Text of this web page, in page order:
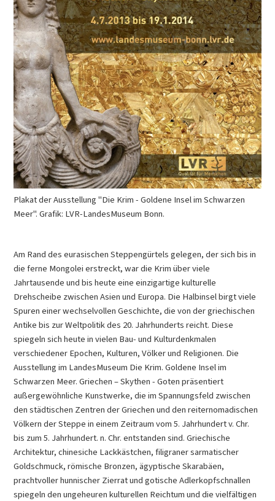
Plakat der Ausstellung "Die Krim - Goldene Insel im Schwarzen
Meer". Grafik: LVR-LandesMuseum Bonn.
Am Rand des eurasischen Steppengürtels gelegen, der sich bis in
die ferne Mongolei erstreckt, war die Krim über viele
Jahrtausende und bis heute eine einzigartige kulturelle
Drehscheibe zwischen Asien und Europa. Die Halbinsel birgt viele
Spuren einer wechselvollen Geschichte, die von der griechischen
Antike bis zur Weltpolitik des 20. Jahrhunderts reicht. Diese
spiegeln sich heute in vielen Bau- und Kulturdenkmalen
verschiedener Epochen, Kulturen, Völker und Religionen. Die
Ausstellung im LandesMuseum Die Krim. Goldene Insel im
Schwarzen Meer. Griechen – Skythen - Goten präsentiert
außergewöhnliche Kunstwerke, die im Spannungsfeld zwischen
den städtischen Zentren der Griechen und den reiternomadischen
Völkern der Steppe in einem Zeitraum vom 5. Jahrhundert v. Chr.
bis zum 5. Jahrhundert. n. Chr. entstanden sind. Griechische
Architektur, chinesiche Lackkästchen, filigraner sarmatischer
Goldschmuck, römische Bronzen, ägyptische Skarabäen,
prachtvoller hunnischer Zierrat und gotische Adlerkopfschnallen
spiegeln den ungeheuren kulturellen Reichtum und die vielfältigen